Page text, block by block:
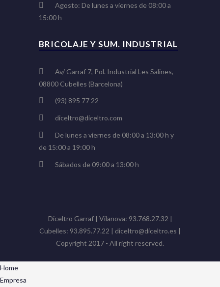
Agosto: De lunes a viernes de 08:00 a
15:00 h
BRICOLAJE Y SUM. INDUSTRIAL
Av/ Garraf 7, Pol. Industrial Les Salines,
08800 Cubelles (Barcelona)
(93) 895 77 22
diceltro@diceltro.com
De lunes a viernes de 08:00 a 13:00 h y
de 15:00 a 19:00 h
Sábados de 09:00 a 13:00 h
Diceltro Garraf | Vilanova: 93.768.27.32 |
Cubelles: 93.895.77.22 | diceltro@diceltro.es |
Copyright 2017 - All right reserved.
Home
Empresa